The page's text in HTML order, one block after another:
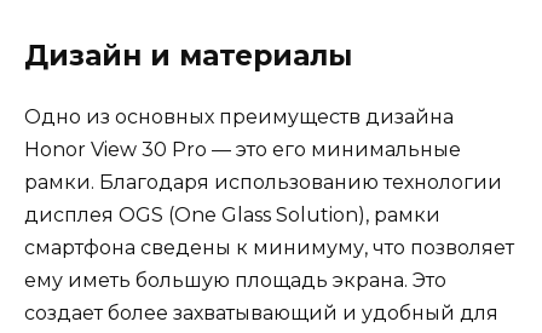
Дизайн и материалы
Одно из основных преимуществ дизайна
Honor View 30 Pro — это его минимальные
рамки. Благодаря использованию технологии
дисплея OGS (One Glass Solution), рамки
смартфона сведены к минимуму, что позволяет
ему иметь большую площадь экрана. Это
создает более захватывающий и удобный для